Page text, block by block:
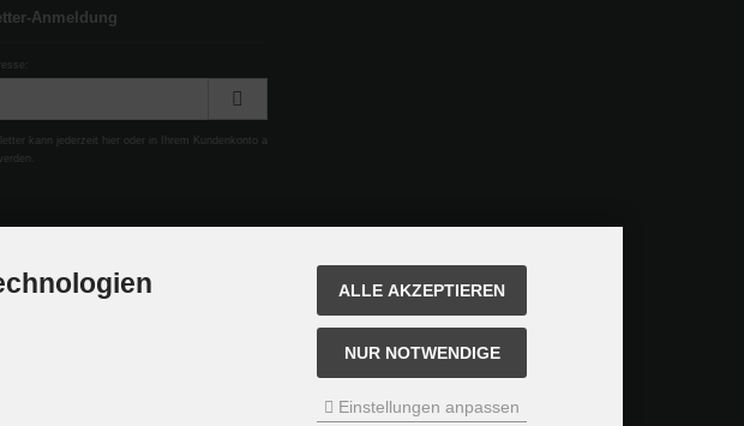
Anmeldung
kann jederzeit hier oder in Ihrem Kundenkonto a
ALLE AKZEPTIEREN
NUR NOTWENDIGE
Einstellungen anpassen